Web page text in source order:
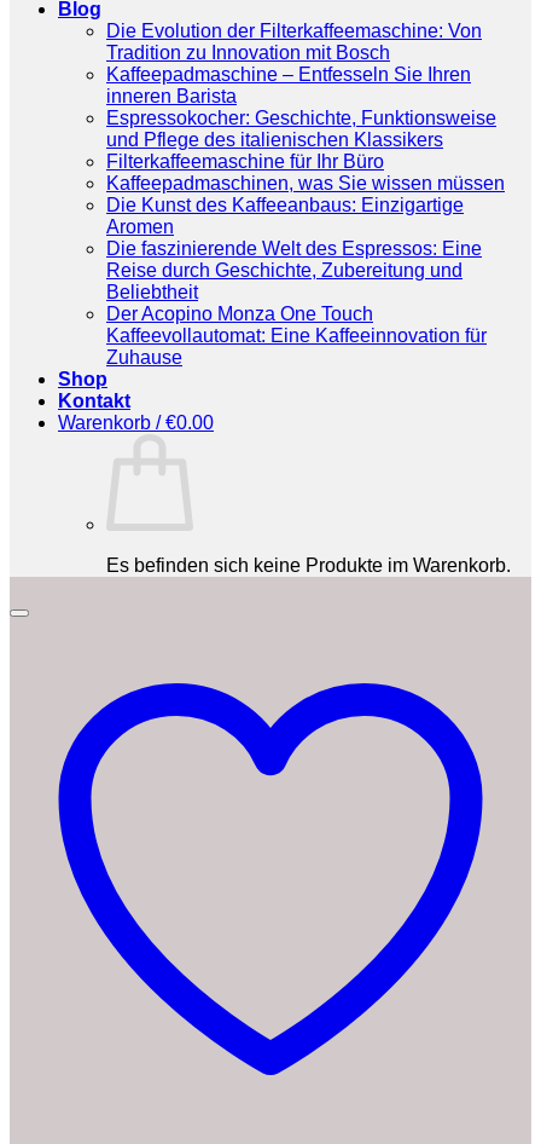
Blog
Die Evolution der Filterkaffeemaschine: Von
Tradition zu Innovation mit Bosch
Kaffeepadmaschine – Entfesseln Sie Ihren
inneren Barista
Espressokocher: Geschichte, Funktionsweise
und Pflege des italienischen Klassikers
Filterkaffeemaschine für Ihr Büro
Kaffeepadmaschinen, was Sie wissen müssen
Die Kunst des Kaffeeanbaus: Einzigartige
Aromen
Die faszinierende Welt des Espressos: Eine
Reise durch Geschichte, Zubereitung und
Beliebtheit
Der Acopino Monza One Touch
Kaffeevollautomat: Eine Kaffeeinnovation für
Zuhause
Shop
Kontakt
Warenkorb /€0.00
Es befinden sich keine Produkte im Warenkorb.